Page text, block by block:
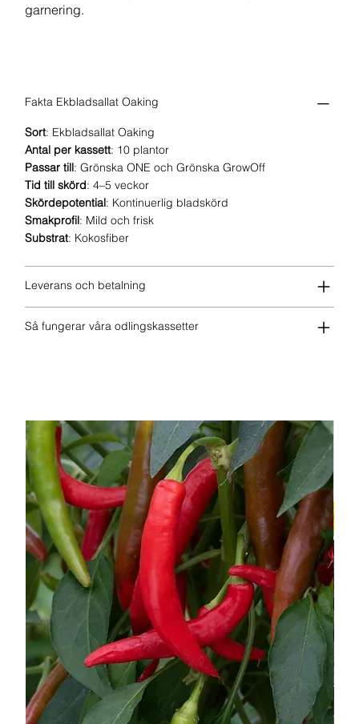
garnering.
Fakta Ekbladsallat Oaking
Sort: Ekbladsallat Oaking
Antal per kassett: 10 plantor
Passar till: Grönska ONE och Grönska GrowOff
Tid till skörd: 4–5 veckor
Skördepotential: Kontinuerlig bladskörd
Smakprofil: Mild och frisk
Substrat: Kokosfiber
Leverans och betalning
Så fungerar våra odlingskassetter